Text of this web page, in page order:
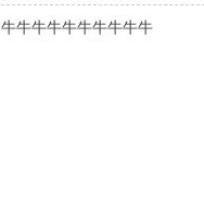
牛牛牛牛牛牛牛牛牛牛